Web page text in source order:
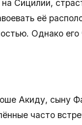
Сицилии,
её
Однако его
Акиду, сыну
часто